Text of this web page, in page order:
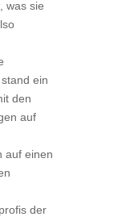
was sie
ein
den
auf
auf einen
der